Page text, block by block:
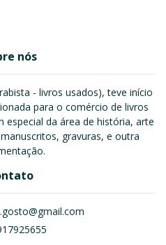
nós
- livros usados), teve início
para o comércio de livros
da área de história, arte
gravuras, e outra